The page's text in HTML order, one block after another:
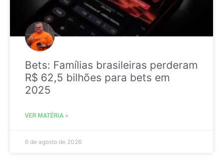
Bets: Famílias brasileiras perderam
R$ 62,5 bilhões para bets em
2025
VER MATÉRIA »
6 de agosto de 2026